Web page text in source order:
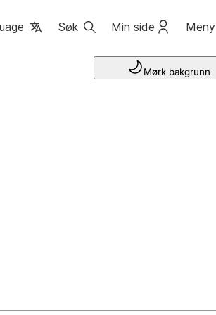
Søk Min side Meny
Mørk bakgrunn